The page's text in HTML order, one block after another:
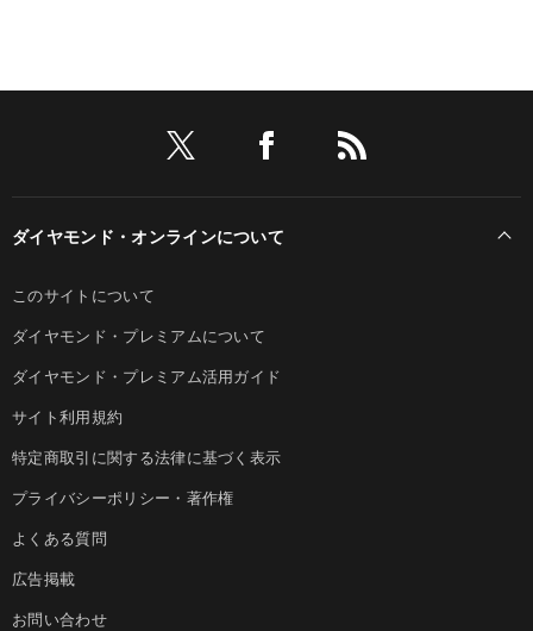
ダイヤモンド・オンラインについて
このサイトについて
ダイヤモンド・プレミアムについて
ダイヤモンド・プレミアム活用ガイド
サイト利用規約
特定商取引に関する法律に基づく表示
プライバシーポリシー・著作権
よくある質問
広告掲載
お問い合わせ